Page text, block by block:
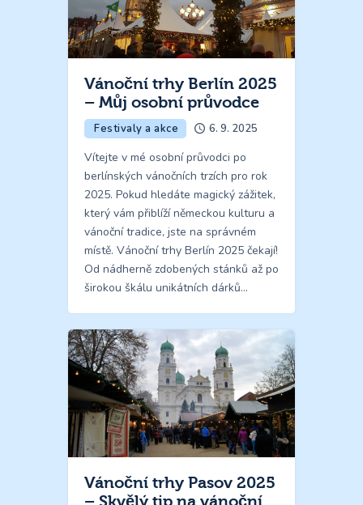
Vánoční trhy Berlín 2025
– Můj osobní průvodce
Festivaly a akce 6. 9. 2025
Vítejte v mé osobní průvodci po
berlínských vánočních trzích pro rok
2025. Pokud hledáte magický zážitek,
který vám přiblíží německou kulturu a
vánoční tradice, jste na správném
místě. Vánoční trhy Berlín 2025 čekají!
Od nádherně zdobených stánků až po
širokou škálu unikátních dárků…
Vánoční trhy Pasov 2025
– Skvělý tip na vánoční